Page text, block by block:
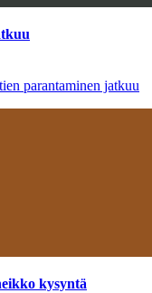
parantaminen jatkuu
kysyntä